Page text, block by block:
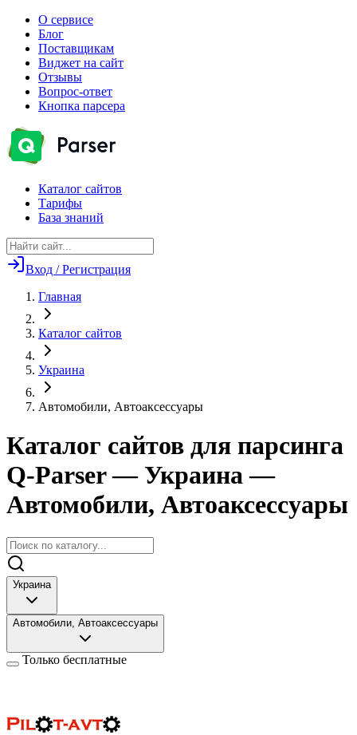
О сервисе
Блог
Поставщикам
Виджет на сайт
Отзывы
Вопрос-ответ
Кнопка парсера
Каталог сайтов
Тарифы
База знаний
Вход / Регистрация
Главная
Каталог сайтов
Украина
Автомобили, Автоаксессуары
Каталог сайтов для парсинга
Q-Parser— Украина —
Автомобили, Автоаксессуары
Украина
Автомобили, Автоаксессуары
Только бесплатные